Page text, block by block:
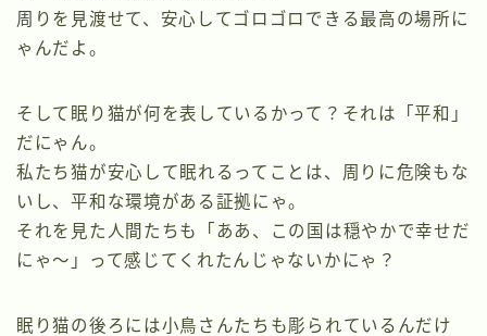
周りを見渡せて、安心してゴロゴロできる最高の場所に
ゃんだよ。
そして眠り猫が何を表しているかって？それは「平和」
だにゃん。
私たち猫が安心して眠れるってことは、周りに危険もな
いし、平和な環境がある証拠にゃ。
それを見た人間たちも「ああ、この国は穏やかで幸せだ
にゃ～」って感じてくれたんじゃないかにゃ？
眠り猫の後ろには小鳥さんたちも彫られているんだけ